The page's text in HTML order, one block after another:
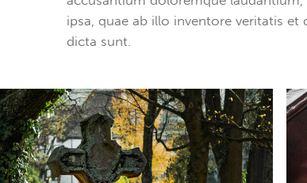
ipsa, quae ab illo inventore veritatis et
dicta sunt.